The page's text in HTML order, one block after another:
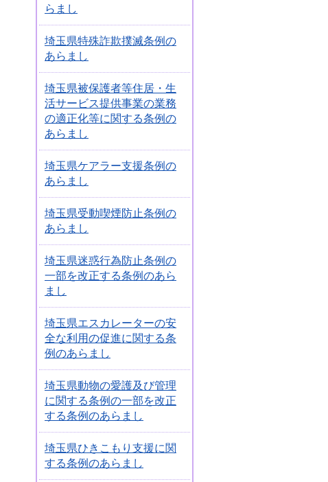
らまし
埼玉県特殊詐欺撲滅条例の
あらまし
埼玉県被保護者等住居・生
活サービス提供事業の業務
の適正化等に関する条例の
あらまし
埼玉県ケアラー支援条例の
あらまし
埼玉県受動喫煙防止条例の
あらまし
埼玉県迷惑行為防止条例の
一部を改正する条例のあら
まし
埼玉県エスカレーターの安
全な利用の促進に関する条
例のあらまし
埼玉県動物の愛護及び管理
に関する条例の一部を改正
する条例のあらまし
埼玉県ひきこもり支援に関
する条例のあらまし